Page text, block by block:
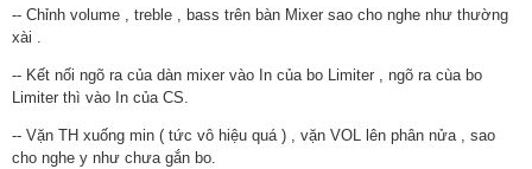
-- Chỉnh volume , treble , bass trên bàn Mixer sao cho nghe như thường
xài .
-- Kết nối ngõ ra của dàn mixer vào In của bo Limiter , ngõ ra cùa bo
Limiter thì vào In của CS.
-- Vặn TH xuống min ( tức vô hiệu quá ) , vặn VOL lên phân nửa , sao
cho nghe y như chưa gắn bo.